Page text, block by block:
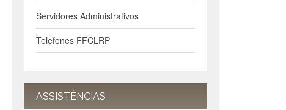
Servidores Administrativos
Telefones FFCLRP
ASSISTÊNCIAS